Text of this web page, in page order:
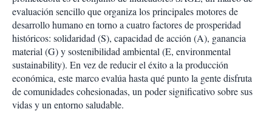
evaluación sencillo que organiza los principales motores de
desarrollo humano en torno a cuatro factores de prosperidad
históricos: solidaridad (S), capacidad de acción (A), ganancia
material (G) y sostenibilidad ambiental (E, environmental
sustainability). En vez de reducir el éxito a la producción
económica, este marco evalúa hasta qué punto la gente disfruta
de comunidades cohesionadas, un poder significativo sobre sus
vidas y un entorno saludable.